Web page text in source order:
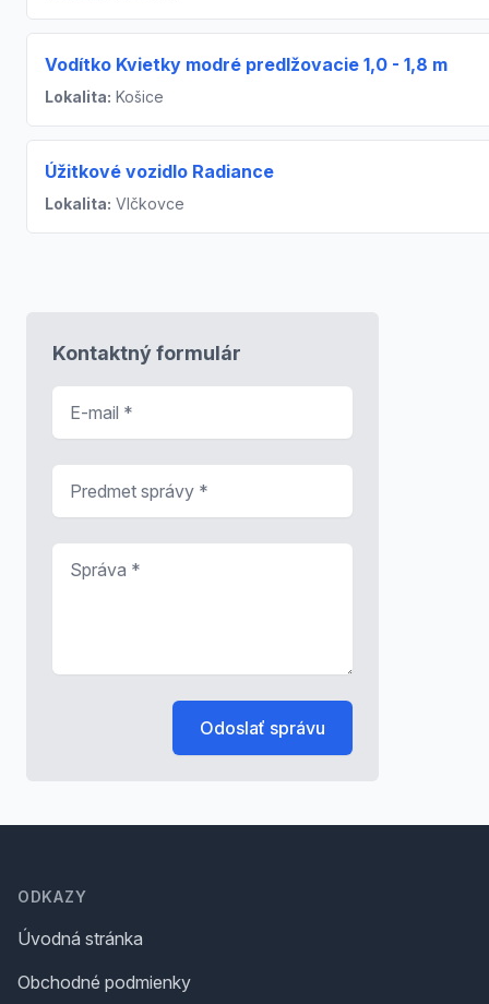
Vodítko Kvietky modré predlžovacie 1,0 - 1,8 m
Lokalita: Košice
Úžitkové vozidlo Radiance
Lokalita: Vlčkovce
Kontaktný formulár
Odoslať správu
ODKAZY
Úvodná stránka
Obchodné podmienky